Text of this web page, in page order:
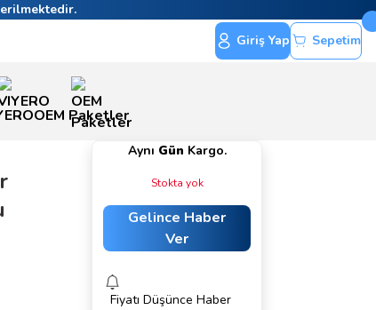
Giriş Yap Sepetim
OEM Paketler
Aynı Gün Kargo.
Stokta yok
Gelince Haber
Ver
Fiyatı Düşünce Haber